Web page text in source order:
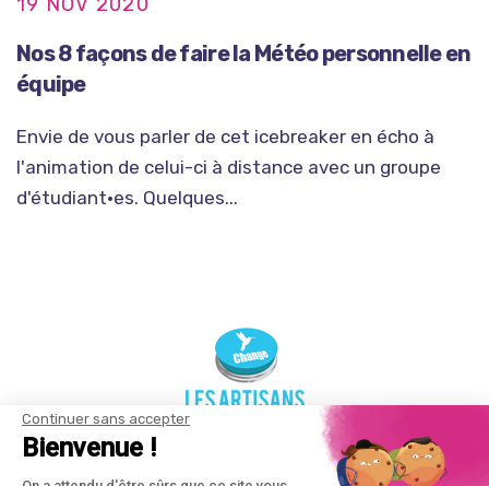
Continuer sans accepter
Bienvenue !
Nos 8 façons de faire la Météo personnelle en
équipe
Envie de vous parler de cet icebreaker en écho à
l'animation de celui-ci à distance avec un groupe
d'étudiant•es. Quelques...